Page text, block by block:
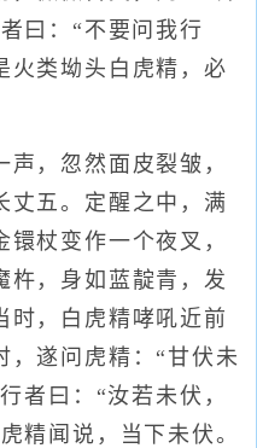
曰：“不要问我行
火类坳头白虎精，必
，忽然面皮裂皱，
丈五。定醒之中，满
杖变作一个夜叉，
杵，身如蓝靛青，发
时，白虎精哮吼近前
，遂问虎精：“甘伏未
者曰：“汝若未伏，
精闻说，当下未伏。